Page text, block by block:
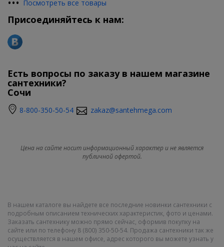
Посмотреть все товары
Присоединяйтесь к нам:
Есть вопросы по заказу в нашем магазине
сантехники?
Сочи
8-800-350-50-54 zakaz@santehmega.com
Цена на сайте носит информационный характер и не является
публичной офертой.
В нашем каталоге вы найдете все последние новинки сантехники с
подробным описанием технических характеристик, фото и ценами.
Заказать сантехнику можно прямо сейчас, оформив покупку на
сайте или по телефону 8 (800) 350-50-54. Продажа сантехники так же
осуществляется в нашем офисе, адрес которого вы можете узнать у